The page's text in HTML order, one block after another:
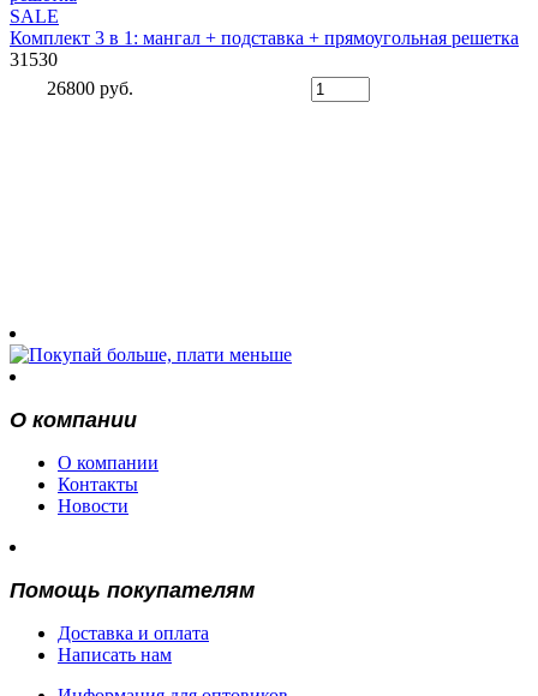
SALE
Комплект 3 в 1: мангал + подставка + прямоугольная решетка
31530
26800 руб.
О компании
О компании
Контакты
Новости
Помощь покупателям
Доставка и оплата
Написать нам